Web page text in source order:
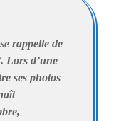
rappelle de
Lors d’une
ses photos